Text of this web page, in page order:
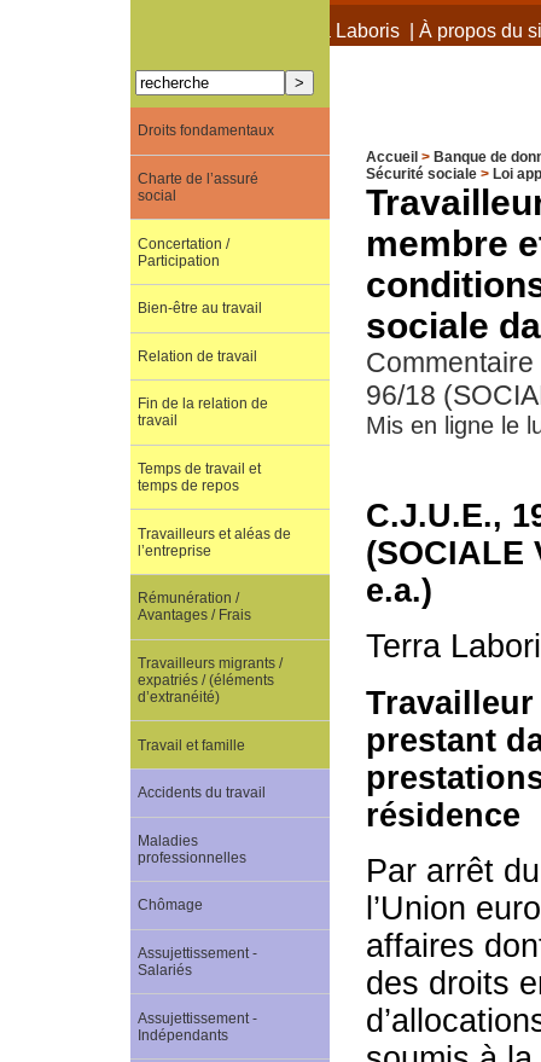
À propos de Terra Laboris| À propos du
Accueil > Banque de
Sécurité sociale> Loi
membre
sociale
96/18
Mis en ligne le
C.J.U.E.,
(SOCIALE
e.a.)
Terra
prestant
résidence
Par arrêt
l’Union
affaires
des droits
Droits fondamentaux
Charte de l’assuré
social
Concertation /
Participation
Bien-être au travail
Relation de travail
Fin de la relation de
travail
Temps de travail et
temps de repos
Travailleurs et aléas de
l’entreprise
Rémunération /
Avantages / Frais
Travailleurs migrants /
expatriés / (éléments
d’extranéité)
Travail et famille
Accidents du travail
Maladies
professionnelles
Chômage
Assujettissement -
Salariés
Assujettissement -
Indépendants